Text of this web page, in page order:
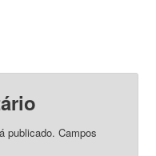
publicado. Campos